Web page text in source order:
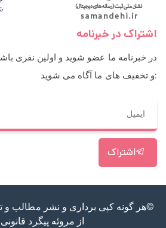
اشتراک در خبرنامه
در خبرنامه ما عضو شوید و اولین نفری
و تخفیف های ما آگاه می شوید:
اشتراک
©هر گونه کپی برداری و نشر مطالب و
از مروئه پیگرد